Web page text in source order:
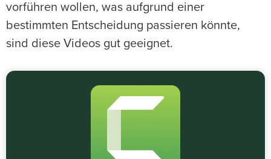
vorführen wollen, was aufgrund einer
bestimmten Entscheidung passieren könnte,
sind diese Videos gut geeignet.